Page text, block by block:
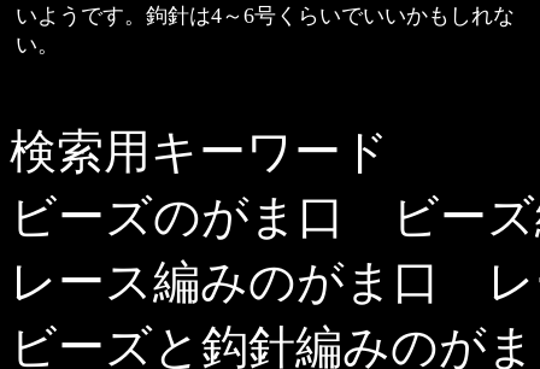
いようです。鉤針は4～6号くらいでいいかもしれな
い。
検索用キーワード
ビーズのがま口 ビー
レース編みのがま口
ビーズと鈎針編みのが